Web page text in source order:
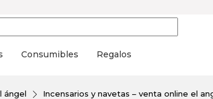
Consumibles Regalos
ángel Incensarios y navetas – venta online el